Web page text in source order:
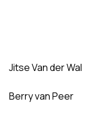
Jitse Van der Wal
Berry van Peer